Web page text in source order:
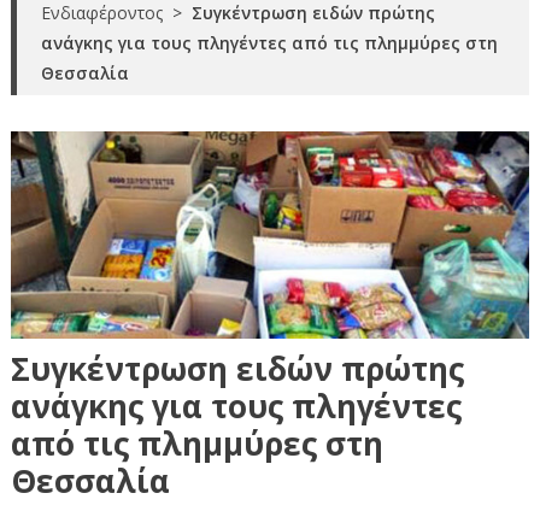
Ενδιαφέροντος > Συγκέντρωση ειδών πρώτης
ανάγκης για τους πληγέντες από τις πλημμύρες στη
Θεσσαλία
Συγκέντρωση ειδών πρώτης
ανάγκης για τους πληγέντες
από τις πλημμύρες στη
Θεσσαλία